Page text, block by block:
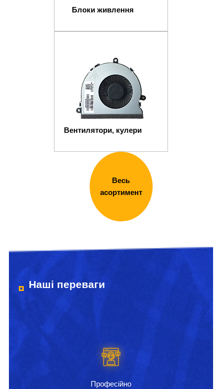
Блоки живлення
Вентилятори, кулери
Весь
асортимент
Наші переваги
Професійно